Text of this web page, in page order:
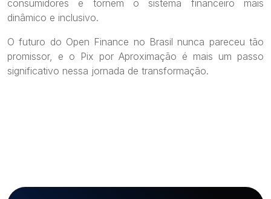
consumidores e tornem o sistema financeiro mais
dinâmico e inclusivo.
O futuro do Open Finance no Brasil nunca pareceu tão
promissor, e o Pix por Aproximação é mais um passo
significativo nessa jornada de transformação.